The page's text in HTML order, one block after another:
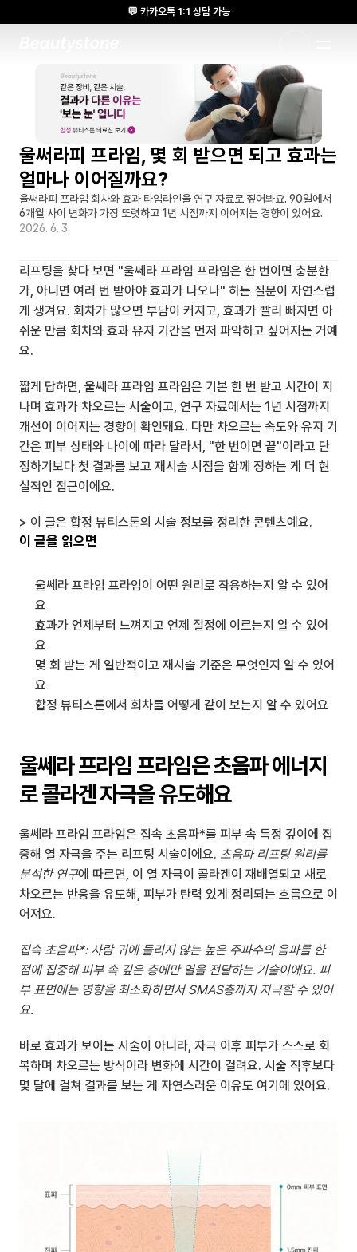
울써라피 프라임, 몇 회 받으면 되고 효과는
얼마나 이어질까요?
울써라피 프라임 회차와 효과 타임라인을 연구 자료로 짚어봐요. 90일에서
6개월 사이 변화가 가장 또렷하고 1년 시점까지 이어지는 경향이 있어요.
2026. 6. 3.
리프팅을 찾다 보면 "울쎄라 프라임 프라임은 한 번이면 충분한
가, 아니면 여러 번 받아야 효과가 나오나" 하는 질문이 자연스럽
게 생겨요. 회차가 많으면 부담이 커지고, 효과가 빨리 빠지면 아
쉬운 만큼 회차와 효과 유지 기간을 먼저 파악하고 싶어지는 거예
요.
짧게 답하면, 울쎄라 프라임 프라임은 기본 한 번 받고 시간이 지
나며 효과가 차오르는 시술이고, 연구 자료에서는 1년 시점까지
개선이 이어지는 경향이 확인돼요. 다만 차오르는 속도와 유지 기
간은 피부 상태와 나이에 따라 달라서, "한 번이면 끝"이라고 단
정하기보다 첫 결과를 보고 재시술 시점을 함께 정하는 게 더 현
실적인 접근이에요.
> 이 글은 합정 뷰티스톤의 시술 정보를 정리한 콘텐츠예요.
이 글을 읽으면
울쎄라 프라임 프라임이 어떤 원리로 작용하는지 알 수 있어
요
효과가 언제부터 느껴지고 언제 절정에 이르는지 알 수 있어
요
몇 회 받는 게 일반적이고 재시술 기준은 무엇인지 알 수 있어
요
합정 뷰티스톤에서 회차를 어떻게 같이 보는지 알 수 있어요
울쎄라 프라임 프라임은 초음파 에너지
로 콜라겐 자극을 유도해요
울쎄라 프라임 프라임은 집속 초음파*를 피부 속 특정 깊이에 집
중해 열 자극을 주는 리프팅 시술이에요. 초음파 리프팅 원리를
분석한 연구에 따르면, 이 열 자극이 콜라겐이 재배열되고 새로
차오르는 반응을 유도해, 피부가 탄력 있게 정리되는 흐름으로 이
어져요.
집속 초음파*: 사람 귀에 들리지 않는 높은 주파수의 음파를 한
점에 집중해 피부 속 깊은 층에만 열을 전달하는 기술이에요. 피
부 표면에는 영향을 최소화하면서 SMAS층까지 자극할 수 있어
요.
바로 효과가 보이는 시술이 아니라, 자극 이후 피부가 스스로 회
복하며 차오르는 방식이라 변화에 시간이 걸려요. 시술 직후보다
몇 달에 걸쳐 결과를 보는 게 자연스러운 이유도 여기에 있어요.
💬 카카오톡 1:1 상담 가능
🌸 뷰티스톤의원 메디톡스 방콕 Cadaver workshop 참석 🌸